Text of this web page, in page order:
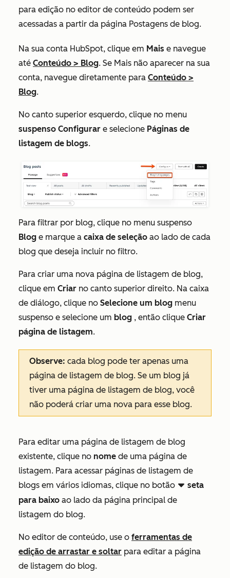
para edição no editor de conteúdo podem ser
acessadas a partir da página Postagens de blog.
Na sua conta HubSpot, clique em Mais e navegue
até Conteúdo > Blog. Se Mais não aparecer na sua
conta, navegue diretamente para Conteúdo >
Blog.
No canto superior esquerdo, clique no menu
suspenso Configurar e selecione Páginas de
listagem de blogs.
Para filtrar por blog, clique no menu suspenso
Blog e marque a caixa de seleção ao lado de cada
blog que deseja incluir no filtro.
Para criar uma nova página de listagem de blog,
clique em Criar no canto superior direito. Na caixa
de diálogo, clique no Selecione um blog menu
suspenso e selecione um blog , então clique Criar
página de listagem.
Observe: cada blog pode ter apenas uma
página de listagem de blog. Se um blog já
tiver uma página de listagem de blog, você
não poderá criar uma nova para esse blog.
Para editar uma página de listagem de blog
existente, clique no nome de uma página de
listagem. Para acessar páginas de listagem de
blogs em vários idiomas, clique no botão downCarat seta
para baixo ao lado da página principal de
listagem do blog.
No editor de conteúdo, use o ferramentas de
edição de arrastar e soltar para editar a página
de listagem do blog.